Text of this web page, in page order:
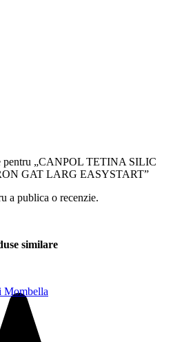
pentru „CANPOL TETINA SILIC
GAT LARG EASYSTART”
a publica o recenzie.
similare